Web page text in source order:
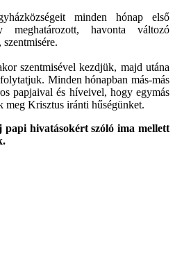
minden hónap első
havonta változó
szentmisével kezdjük, majd utána
Minden hónapban más-más
papjaival és híveivel, hogy egymás
meg Krisztus iránti hűségünket.
papi hivatásokért szóló ima mellett